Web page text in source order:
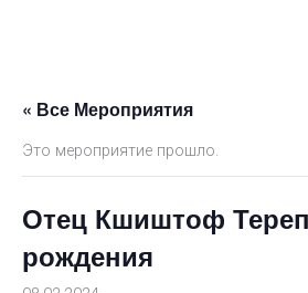
« Все Мероприятия
Это мероприятие прошло.
Отец Кшиштоф
рождения